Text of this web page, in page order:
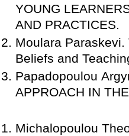
YOUNG
AND PRACTICES.
Moulara
Beliefs and
Papadopoulou
APPROACH IN
Michalopoulou